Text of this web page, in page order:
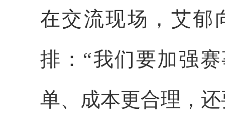
在交流现场，艾郁
排：“我们要加强
单、成本更合理，